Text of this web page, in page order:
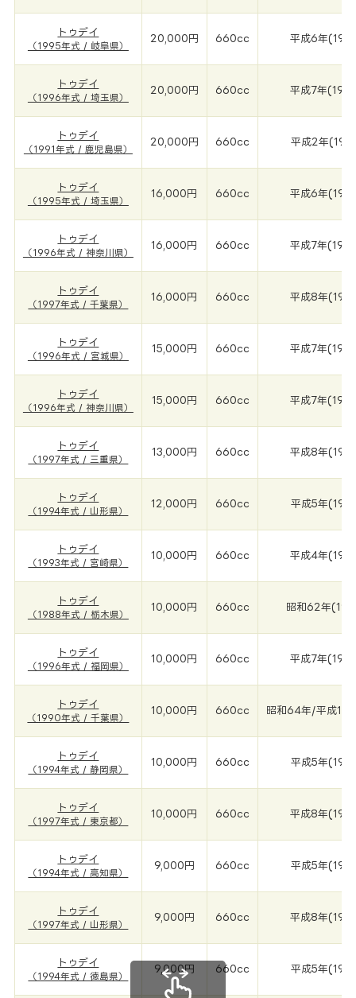
トゥデイ
（1995年式 / 岐阜県）
20,000円 660cc 平成6年
トゥデイ
（1996年式 / 埼玉県）
20,000円 660cc 平成7年
トゥデイ
（1991年式 / 鹿児島県）
20,000円 660cc 平成2年
トゥデイ
（1995年式 / 埼玉県）
16,000円 660cc 平成6年
トゥデイ
（1996年式 / 神奈川県）
16,000円 660cc 平成7年
トゥデイ
（1997年式 / 千葉県）
16,000円 660cc 平成8年
トゥデイ
（1996年式 / 宮城県）
15,000円 660cc 平成7年
トゥデイ
（1996年式 / 神奈川県）
15,000円 660cc 平成7年
トゥデイ
（1997年式 / 三重県）
13,000円 660cc 平成8年
トゥデイ
（1994年式 / 山形県）
12,000円 660cc 平成5年
トゥデイ
（1993年式 / 宮崎県）
10,000円 660cc 平成4年
トゥデイ
（1988年式 / 栃木県）
10,000円 660cc 昭和62年
トゥデイ
（1996年式 / 福岡県）
10,000円 660cc 平成7年
トゥデイ
（1990年式 / 千葉県）
10,000円 660cc 昭和64年/平成1
トゥデイ
（1994年式 / 静岡県）
10,000円 660cc 平成5年
トゥデイ
（1997年式 / 東京都）
10,000円 660cc 平成8年
トゥデイ
（1994年式 / 高知県）
9,000円 660cc 平成5年
トゥデイ
（1997年式 / 山形県）
9,000円 660cc 平成8年
トゥデイ
（1994年式 / 徳島県）
9,000円 660cc 平成5年